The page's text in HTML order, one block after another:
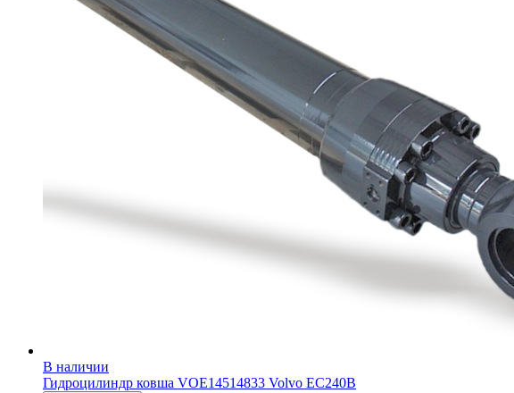
В наличии
Гидроцилиндр ковша VOE14514833 Volvo EC240B